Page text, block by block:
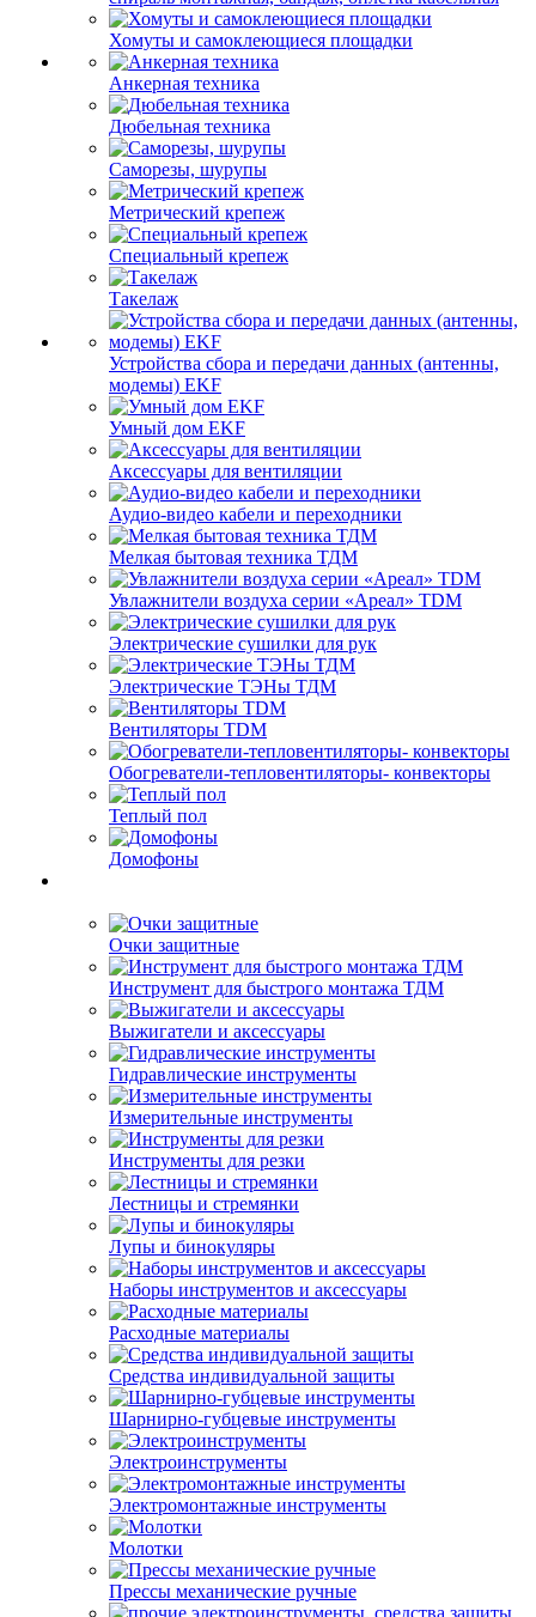
Хомуты и самоклеющиеся площадки
Анкерная техника
Дюбельная техника
Саморезы, шурупы
Метрический крепеж
Специальный крепеж
Такелаж
Устройства сбора и передачи данных (антенны,
модемы) EKF
Умный дом EKF
Аксессуары для вентиляции
Аудио-видео кабели и переходники
Мелкая бытовая техника ТДМ
Увлажнители воздуха серии «Ареал» TDM
Электрические сушилки для рук
Электрические ТЭНы ТДМ
Вентиляторы TDM
Обогреватели-тепловентиляторы- конвекторы
Теплый пол
Домофоны
Очки защитные
Инструмент для быстрого монтажа ТДМ
Выжигатели и аксессуары
Гидравлические инструменты
Измерительные инструменты
Инструменты для резки
Лестницы и стремянки
Лупы и бинокуляры
Наборы инструментов и аксессуары
Расходные материалы
Средства индивидуальной защиты
Шарнирно-губцевые инструменты
Электроинструменты
Электромонтажные инструменты
Молотки
Прессы механические ручные